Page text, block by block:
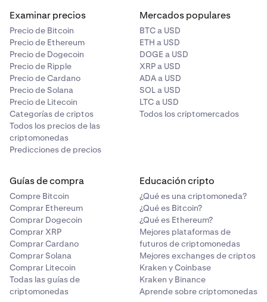
Examinar precios
Precio de Bitcoin
Precio de Ethereum
Precio de Dogecoin
Precio de Ripple
Precio de Cardano
Precio de Solana
Precio de Litecoin
Categorías de criptos
Todos los precios de las
criptomonedas
Predicciones de precios
Mercados populares
BTC a USD
ETH a USD
DOGE a USD
XRP a USD
ADA a USD
SOL a USD
LTC a USD
Todos los criptomercados
Guías de compra
Compre Bitcoin
Comprar Ethereum
Comprar Dogecoin
Comprar XRP
Comprar Cardano
Comprar Solana
Comprar Litecoin
Todas las guías de
criptomonedas
Educación cripto
¿Qué es una criptomoneda?
¿Qué es Bitcoin?
¿Qué es Ethereum?
Mejores plataformas de
futuros de criptomonedas
Mejores exchanges de criptos
Kraken y Coinbase
Kraken y Binance
Aprende sobre criptomonedas